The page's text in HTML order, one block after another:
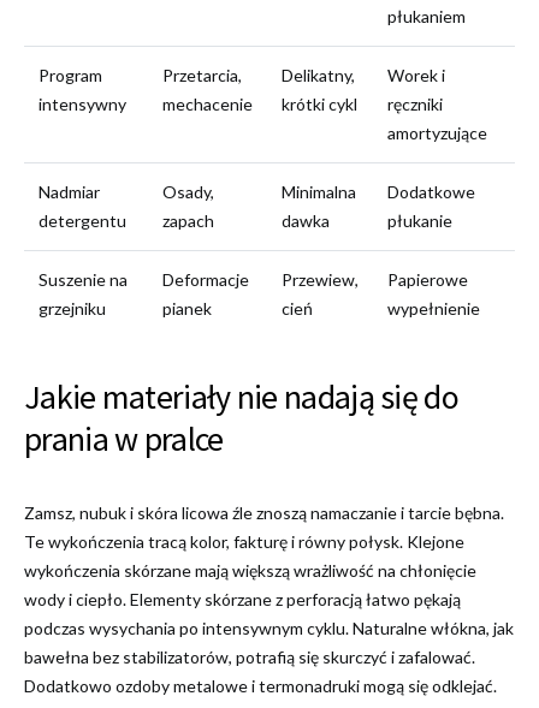
płukaniem
Program
intensywny
Przetarcia,
mechacenie
Delikatny,
krótki cykl
Worek i
ręczniki
amortyzujące
Nadmiar
detergentu
Osady,
zapach
Minimalna
dawka
Dodatkowe
płukanie
Suszenie na
grzejniku
Deformacje
pianek
Przewiew,
cień
Papierowe
wypełnienie
Jakie materiały nie nadają się do
prania w pralce
Zamsz, nubuk i skóra licowa źle znoszą namaczanie i tarcie bębna.
Te wykończenia tracą kolor, fakturę i równy połysk. Klejone
wykończenia skórzane mają większą wrażliwość na chłonięcie
wody i ciepło. Elementy skórzane z perforacją łatwo pękają
podczas wysychania po intensywnym cyklu. Naturalne włókna, jak
bawełna bez stabilizatorów, potrafią się skurczyć i zafalować.
Dodatkowo ozdoby metalowe i termonadruki mogą się odklejać.